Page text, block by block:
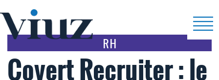
RH
Covert Recruiter : le